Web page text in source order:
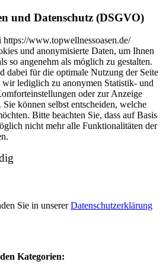
und Datenschutz (DSGVO)
www.topwellnessoasen.de/
und anonymisierte Daten, um Ihnen
so angenehm als möglich zu gestalten.
dabei für die optimale Nutzung der Seite
wir lediglich zu anonymen Statistik- und
oder zur Anzeige
können selbst entscheiden, welche
Bitte beachten Sie, dass auf Basis
nicht mehr alle Funktionalitäten der
Sie in unsererDatenschutzerklärung
Kategorien: